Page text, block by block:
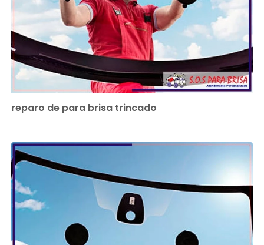
reparo de para brisa trincado